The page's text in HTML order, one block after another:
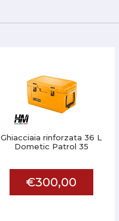
Ghiacciaia rinforzata 36 L
Dometic Patrol 35
€300,00